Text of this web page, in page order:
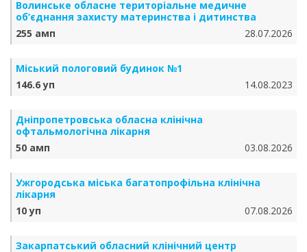
Волинське обласне територіальне медичне
об’єднання захисту материнства і дитинства
255 амп
28.07.2026
Міський пологовий будинок №1
146.6 уп
14.08.2023
Дніпропетровська обласна клінічна
офтальмологічна лікарня
50 амп
03.08.2026
Ужгородська міська багатопрофільна клінічна
лікарня
10 уп
07.08.2026
Закарпатський обласний клінічний центр